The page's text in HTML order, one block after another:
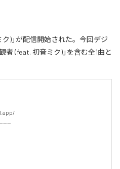
)」が配信開始された。今回デジ
者 (feat. 初音ミク)」を含む全1曲と